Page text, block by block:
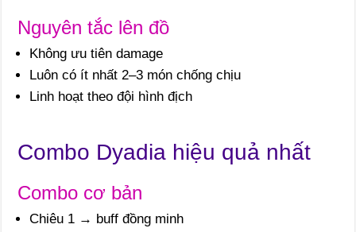
Nguyên tắc lên đồ
Không ưu tiên damage
Luôn có ít nhất 2–3 món chống chịu
Linh hoạt theo đội hình địch
Combo Dyadia hiệu quả nhất
Combo cơ bản
Chiêu 1 → buff đồng minh